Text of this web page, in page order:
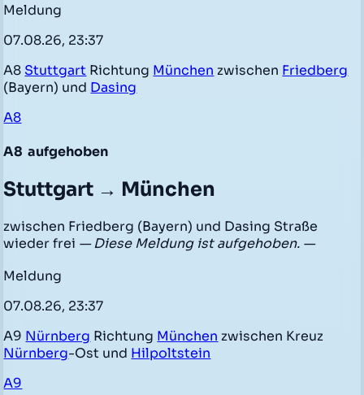
Meldung
07.08.26, 23:37
A8 Stuttgart Richtung München zwischen Friedberg
(Bayern) und Dasing
A8
A8 aufgehoben
Stuttgart → München
zwischen Friedberg (Bayern) und Dasing Straße
wieder frei — Diese Meldung ist aufgehoben. —
Meldung
07.08.26, 23:37
A9 Nürnberg Richtung München zwischen Kreuz
Nürnberg-Ost und Hilpoltstein
A9